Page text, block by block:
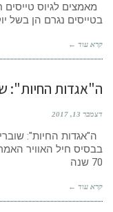
מאמצים לגיוס
בטייסים נגרם הן בשל
קרא עוד ←
ה"אגדות החיות":
דצמבר 13, 2017
ה"אגדות החיות":
בבסיס חיל האוויר
70 שנה
קרא עוד ←